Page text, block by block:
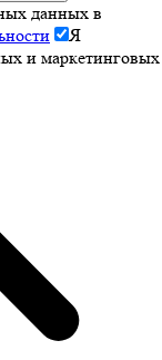
данных в
Я
и маркетинговых